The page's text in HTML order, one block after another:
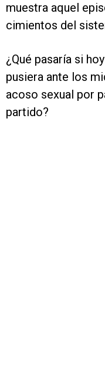
muestra aquel
cimientos del
¿Qué pasaría si
pusiera ante los
acoso sexual por
partido?